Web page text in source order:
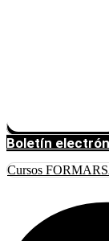
Boletín
Cursos